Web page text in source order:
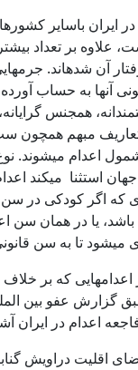
ایران باسایر
علاوه بر تعداد
آن شده­اند.
آنها به حساب
همجنس
مبهم همچون سب
اعدام می­شوند. نوع
استثنا می­کند
یا در همان سن
می­شود تا به سن
اعدامهایی که بر خلاف
گزارش عفو بین
اعدام در ایران
اقلیت دراویش